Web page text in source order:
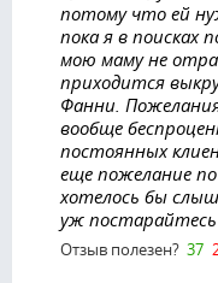
потому что ей
пока я в поисках
мою маму не
приходится
Фанни.
вообще
постоянных
еще пожелание
хотелось бы
уж постарайтесь
Отзыв полезен? 37